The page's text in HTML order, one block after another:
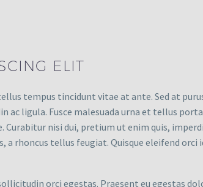
ELIT
tempus tincidunt vitae at ante. Sed at
ac ligula. Fusce malesuada urna et tellus
Curabitur nisi dui, pretium ut enim quis,
a rhoncus tellus feugiat. Quisque eleifend
orci egestas. Praesent eu egestas